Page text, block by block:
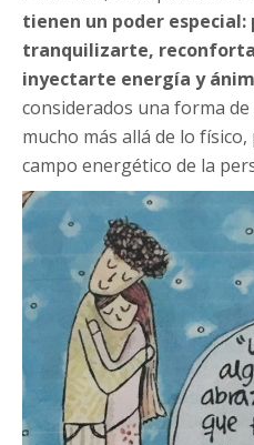
tienen un poder especial:
tranquilizarte,
inyectarte energía y
considerados una forma
mucho más allá de lo
campo energético de la